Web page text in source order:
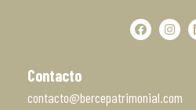
Contacto
contacto@bercepatrimonial.com